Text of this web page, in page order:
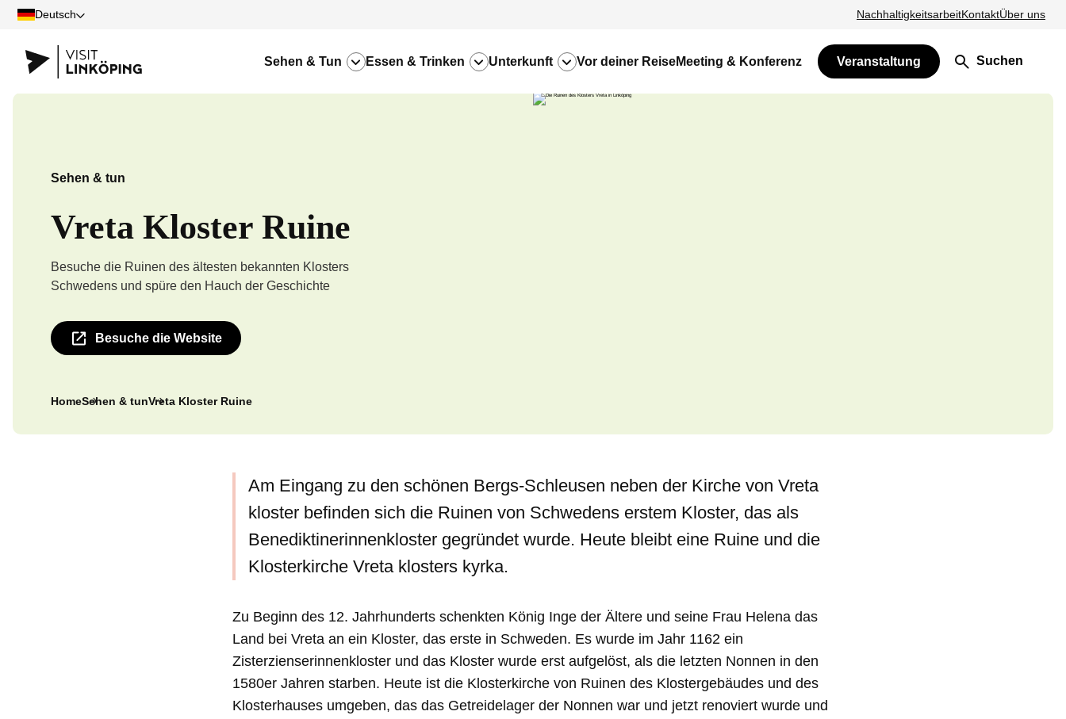
Deutsch NachhaltigkeitsarbeitKontaktÜber uns
Sehen & Tun Essen & Trinken Unterkunft Vor deiner ReiseMeeting & Konferenz Veranstaltung Suchen
Sehen & tun
Vreta Kloster Ruine
Besuche die Ruinen des ältesten bekannten Klosters
Schwedens und spüre den Hauch der Geschichte
Besuche die Website
HomeSehen & tunVreta Kloster Ruine
Am Eingang zu den schönen Bergs-Schleusen neben der Kirche von Vreta
kloster befinden sich die Ruinen von Schwedens erstem Kloster, das als
Benediktinerinnenkloster gegründet wurde. Heute bleibt eine Ruine und die
Klosterkirche Vreta klosters kyrka.
Zu Beginn des 12. Jahrhunderts schenkten König Inge der Ältere und seine Frau Helena das
Land bei Vreta an ein Kloster, das erste in Schweden. Es wurde im Jahr 1162 ein
Zisterzienserinnenkloster und das Kloster wurde erst aufgelöst, als die letzten Nonnen in den
1580er Jahren starben. Heute ist die Klosterkirche von Ruinen des Klostergebäudes und des
Klosterhauses umgeben, das das Getreidelager der Nonnen war und jetzt renoviert wurde und